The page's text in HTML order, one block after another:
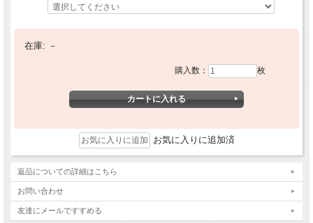
在庫: －
購入数： 枚
お気に入りに追加済
返品についての詳細はこちら
お問い合わせ
友達にメールですすめる